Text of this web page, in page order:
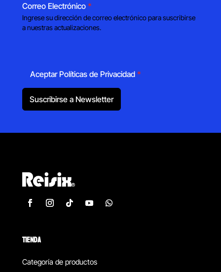
Correo Electrónico *
Ingrese su dirección de correo electrónico para suscribirse
a nuestras actualizaciones.
Aceptar Políticas de Privacidad *
Suscribirse a Newsletter
TIENDA
Categoría de productos